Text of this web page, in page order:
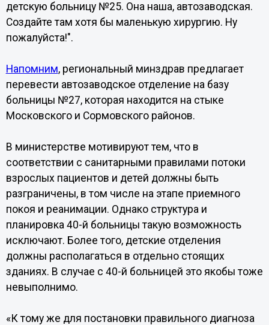
детскую больницу №25. Она наша, автозаводская.
Создайте там хотя бы маленькую хирургию. Ну
пожалуйста!".
Напомним, региональный минздрав предлагает
перевести автозаводское отделение на базу
больницы №27, которая находится на стыке
Московского и Сормовского районов.
В министерстве мотивируют тем, что в
соответствии с санитарными правилами потоки
взрослых пациентов и детей должны быть
разграничены, в том числе на этапе приемного
покоя и реанимации. Однако структура и
планировка 40-й больницы такую возможность
исключают. Более того, детские отделения
должны располагаться в отдельно стоящих
зданиях. В случае с 40-й больницей это якобы тоже
невыполнимо.
«К тому же для постановки правильного диагноза